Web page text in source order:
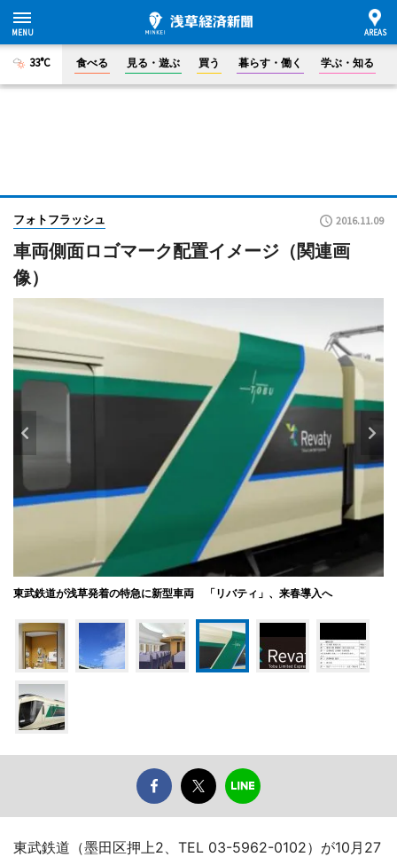
33°C 食べる 見る・遊ぶ 買う 暮らす・働く 学ぶ・知る
フォトフラッシュ 2016.11.09
車両側面ロゴマーク配置イメージ（関連画
像）
東武鉄道が浅草発着の特急に新型車両 「リバティ」、来春導入へ
東武鉄道（墨田区押上2、TEL 03-5962-0102）が10月27